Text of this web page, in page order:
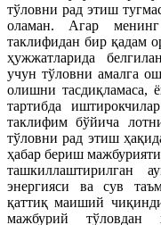
тўловни рад этиш
оламан. Агар
таклифидан бир қадам
ҳужжатларида
учун тўловни амалга
олишни тасдиқламаса,
тартибда
таклифим бўйича
тўловни рад этиш
ҳабар бериш
ташкиллаштирилган
энергияси ва сув
қаттиқ маиший
мажбурий